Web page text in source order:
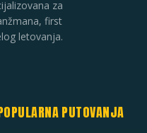
za
first
letovanja.
PUTOVANJA